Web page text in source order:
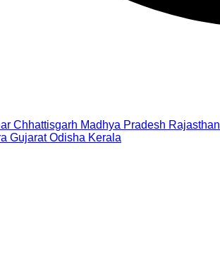
Chhattisgarh Madhya Pradesh Rajasthan
Gujarat Odisha Kerala